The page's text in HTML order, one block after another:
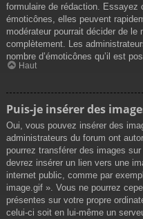
formulaire de rédaction. Essayez
émoticônes, elles peuvent
modérateur pourrait décider de le
complètement. Les
nombre d’émoticônes qu’il est
Haut
Puis-je insérer des
Oui, vous pouvez insérer des
administrateurs du forum ont
pourrez transférer des images
devrez insérer un lien vers une
internet public, comme par
image.gif ». Vous ne pourrez
présentes sur votre propre
celui-ci soit en lui-même un